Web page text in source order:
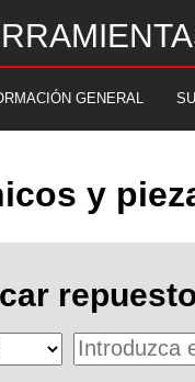
GENERAL
y